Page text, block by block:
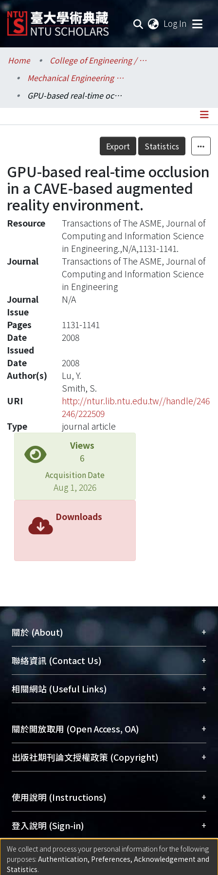
Log In
Communities & Collections
Research Outputs
Statistics
Home
College of Engineering / 工學院
Mechanical Engineering / 機械工程學系
GPU-based real-time occlusion in a CAVE-based augmented reality environment.
Details
Export Statistics
GPU-based real-time occlusion
in a CAVE-based augmented
reality environment.
Resource
Transactions of The ASME, Journal of
Computing and Information Science
in Engineering.,N/A,1131-1141.
Journal
Transactions of The ASME, Journal of
Computing and Information Science
in Engineering
Journal
Issue
N/A
Pages
1131-1141
Date
Issued
2008
Date
2008
Author(s)
Lu, Y.
Smith, S.
URI
http://ntur.lib.ntu.edu.tw//handle/246
246/222509
Type
journal article
Views
6
Acquisition Date
Aug 1, 2026
Downloads
關於 (About) +
臺大位居世界頂尖大學之列，為永久珍藏及向國際
展現本校豐碩的研究成果及學術能量，圖書館整合
機構典藏（NTUR）與學術庫（AH）不同功能平
台，成為臺大學術典藏NTU scholars。期能整合研
成果。
To permanently archive and promote researcher
profiles and scholarly works, Library integrates the
services of “NTU Repository” with “Academic
聯絡資訊 (Contact Us) +
總館學科館員(Main Library)
醫學圖書館學科館員(Medical Library)
Sciences Library)
相關網站 (Useful Links) +
關於開放取用 (Open Access, OA) +
開放取用是從使用者角度提升資訊取用性的社會運
動，應用在學術研究上是透過將研究著作公開供使
用逐年攀升。同時可加速研究發展、提升研究影響
Archive）平台。 （點選深入了解OA）
出版社期刊論文授權政策 (Copyright) +
含部分內容的版權非匯入者所有，或由第三方贊
助與合作完成，請確認該版權所有者及第三方同
意提供此授權。
Please represent that the submission is your
original work, and that you have the right to
grant the rights to upload.
使用說明 (Instructions) +
網站簡介(Quickstart Guide)
使用手冊(Instruction Manual)
線上預約服務(Booking Service)
登入說明 (Sign-in) +
方案一：臺灣大學計算機中心帳號登入
(With C&INC Email Account)
匯入著作 (Submission) +
We collect and process your personal information for the following
purposes: Authentication, Preferences, Acknowledgement and
Statistics.